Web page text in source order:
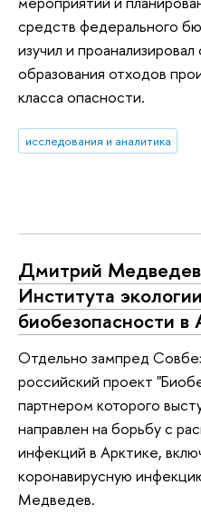
средств федерального
изучил и
образования отходов
класса опасности.
исследования и аналитика
Дмитрий
Института
биобезопасности в
Отдельно зампред
российский проект
партнером которого
направлен на борьбу с
инфекций в Арктике,
коронавирусную
Медведев.